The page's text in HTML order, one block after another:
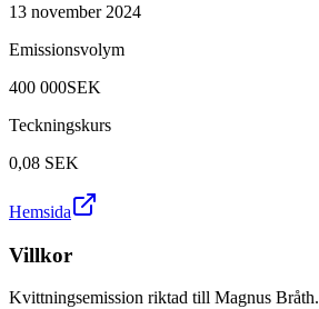
13 november 2024
Emissionsvolym
400 000SEK
Teckningskurs
0,08 SEK
Hemsida
Villkor
Kvittningsemission riktad till Magnus Bråth.